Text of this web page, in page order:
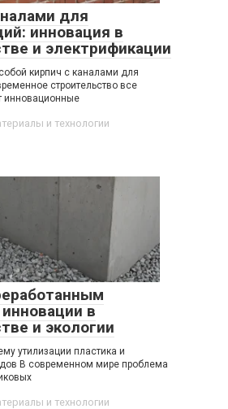
для
инновация в
и электрификации
кирпич с каналами для
строительство все
инновационные
и технологии
в
и экологии
утилизации пластика и
В современном мире проблема
и технологии